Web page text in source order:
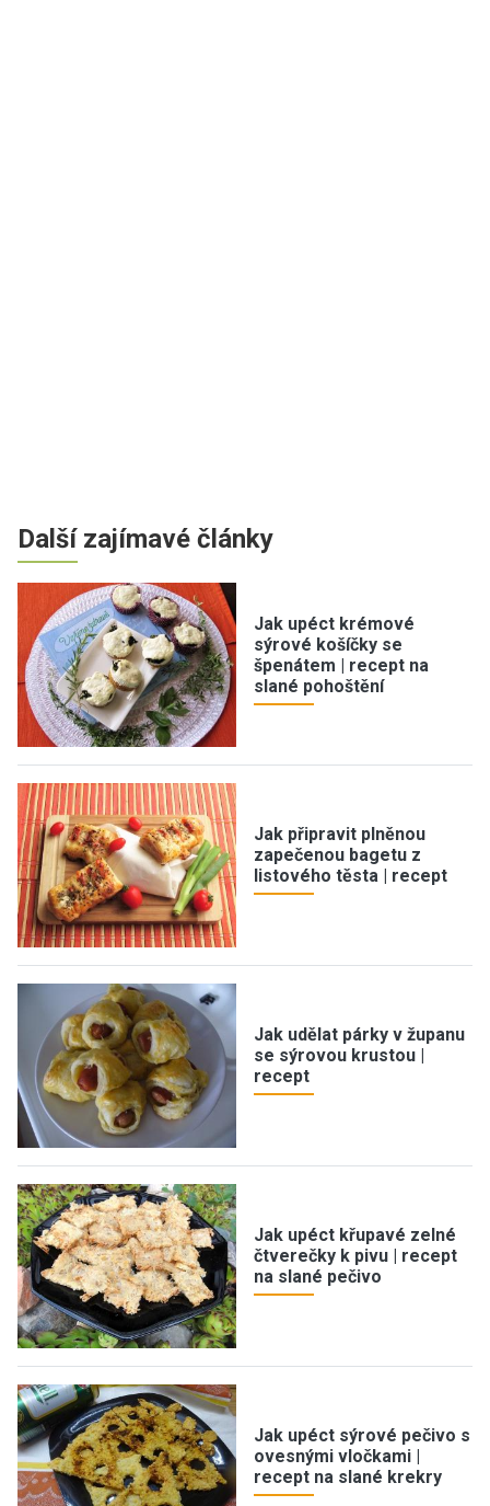
Další zajímavé články
Jak upéct krémové
sýrové košíčky se
špenátem | recept na
slané pohoštění
Jak připravit plněnou
zapečenou bagetu z
listového těsta | recept
Jak udělat párky v županu
se sýrovou krustou |
recept
Jak upéct křupavé zelné
čtverečky k pivu | recept
na slané pečivo
Jak upéct sýrové pečivo s
ovesnými vločkami |
recept na slané krekry